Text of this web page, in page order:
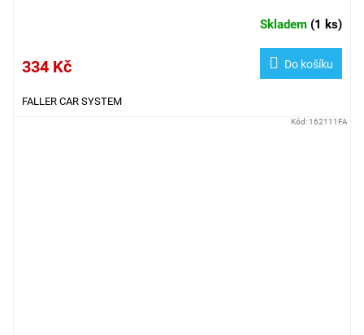
Skladem (1 ks)
334 Kč Do košíku
FALLER CAR SYSTEM
Kód: 162111FA